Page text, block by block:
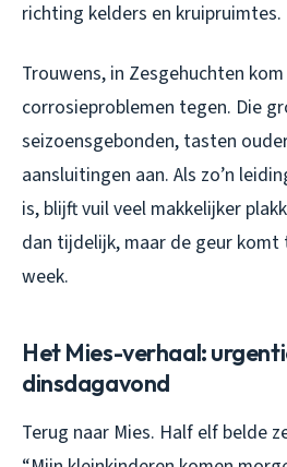
richting kelders en kruipruimtes.
Trouwens, in Zesgehuchten
corrosieproblemen tegen. Die
seizoensgebonden, tasten
aansluitingen aan. Als zo’n
is, blijft vuil veel makkelijker
dan tijdelijk, maar de geur komt
week.
Het Mies-verhaal:
dinsdagavond
Terug naar Mies. Half elf belde